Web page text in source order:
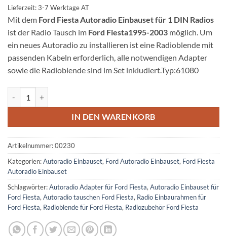
Lieferzeit: 3-7 Werktage AT
Mit dem Ford Fiesta Autoradio Einbauset für 1 DIN Radios
ist der Radio Tausch im Ford Fiesta1995-2003 möglich. Um
ein neues Autoradio zu installieren ist eine Radioblende mit
passenden Kabeln erforderlich, alle notwendigen Adapter
sowie die Radioblende sind im Set inkludiert.Typ:61080
IN DEN WARENKORB
Artikelnummer:00230
Kategorien:Autoradio Einbauset, Ford Autoradio Einbauset, Ford Fiesta
Autoradio Einbauset
Schlagwörter:Autoradio Adapter für Ford Fiesta, Autoradio Einbauset für
Ford Fiesta, Autoradio tauschen Ford Fiesta, Radio Einbaurahmen für
Ford Fiesta, Radioblende für Ford Fiesta, Radiozubehör Ford Fiesta